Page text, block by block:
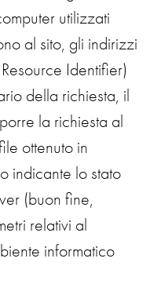
utilizzati
al sito, gli indirizzi
Identifier)
della richiesta, il
la richiesta al
ottenuto in
indicante lo stato
(buon fine,
relativi al
informatico